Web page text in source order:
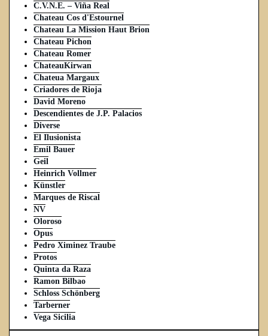
C.V.N.E. – Viña Real
Chateau Cos d'Estournel
Chateau La Mission Haut Brion
Chateau Pichon
Chateau Romer
ChateauKirwan
Chateua Margaux
Criadores de Rioja
David Moreno
Descendientes de J.P. Palacios
Diverse
El Ilusionista
Emil Bauer
Geil
Heinrich Vollmer
Künstler
Marques de Riscal
NV
Oloroso
Opus
Pedro Ximinez Traube
Protos
Quinta da Raza
Ramon Bilbao
Schloss Schönberg
Tarberner
Vega Sicilia